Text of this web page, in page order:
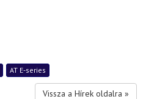
AT E-series
Vissza a Hírek oldalra »